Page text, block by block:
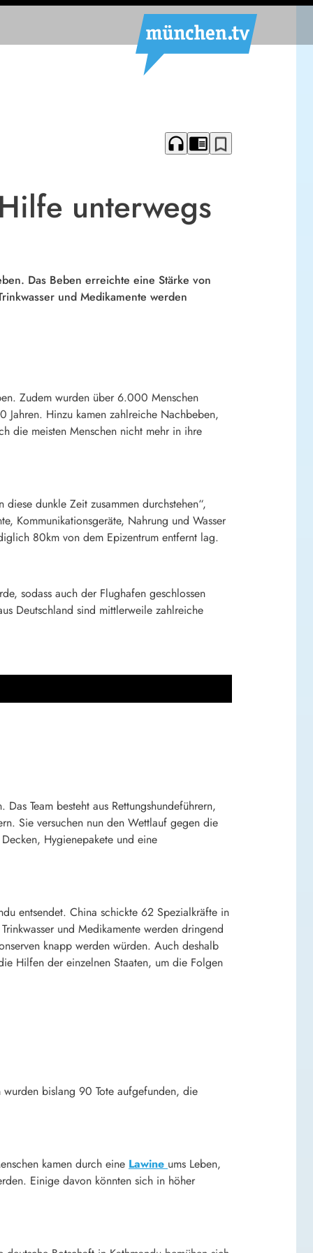
headphones chrome_reader_mode bookmark_border
unterwegs
Das Beben erreichte eine Stärke von
und Medikamente werden
Zudem wurden über 6.000 Menschen
Jahren. Hinzu kamen zahlreiche Nachbeben,
die meisten Menschen nicht mehr in ihre
dunkle Zeit zusammen durchstehen“,
Kommunikationsgeräte, Nahrung und Wasser
80km von dem Epizentrum entfernt lag.
sodass auch der Flughafen geschlossen
Deutschland sind mittlerweile zahlreiche
Team besteht aus Rettungshundeführern,
Sie versuchen nun den Wettlauf gegen die
Hygienepakete und eine
entsendet. China schickte 62 Spezialkräfte in
und Medikamente werden dringend
knapp werden würden. Auch deshalb
Hilfen der einzelnen Staaten, um die Folgen
bislang 90 Tote aufgefunden, die
kamen durch eine Lawine ums Leben,
Einige davon könnten sich in höher